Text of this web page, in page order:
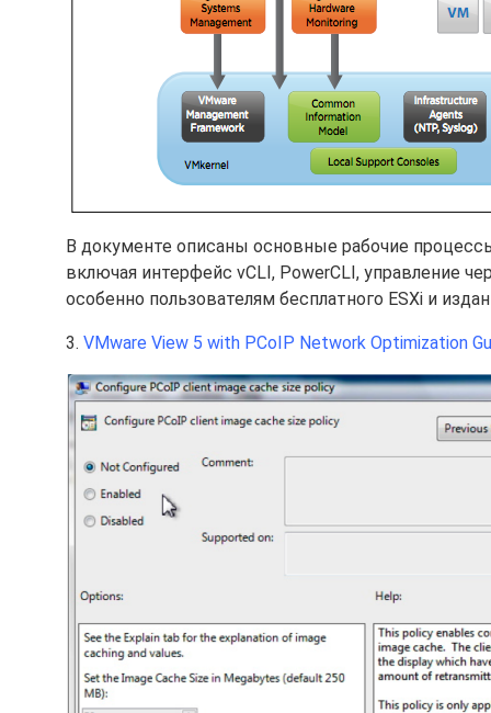
В документе описаны основные рабочие
включая интерфейс vCLI, PowerCLI, управление
особенно пользователям бесплатного ESXi и
3. VMware View 5 with PCoIP Network Optimization